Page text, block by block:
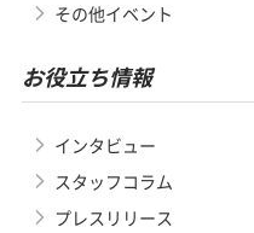
その他イベント
お役立ち情報
インタビュー
スタッフコラム
プレスリリース